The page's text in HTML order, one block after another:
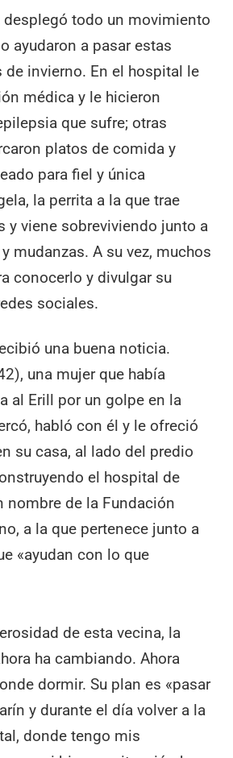
desplegó todo un movimiento
ayudaron a pasar estas
de invierno. En el hospital le
médica y le hicieron
que sufre; otras
platos de comida y
para fiel y única
la perrita a la que trae
y viene sobreviviendo junto a
mudanzas. A su vez, muchos
conocerlo y divulgar su
sociales.
una buena noticia.
una mujer que había
al Erill por un golpe en la
habló con él y le ofreció
su casa, al lado del predio
el hospital de
nombre de la Fundación
a la que pertenece junto a
«ayudan con lo que
de esta vecina, la
ha cambiando. Ahora
dormir. Su plan es «pasar
y durante el día volver a la
donde tengo mis